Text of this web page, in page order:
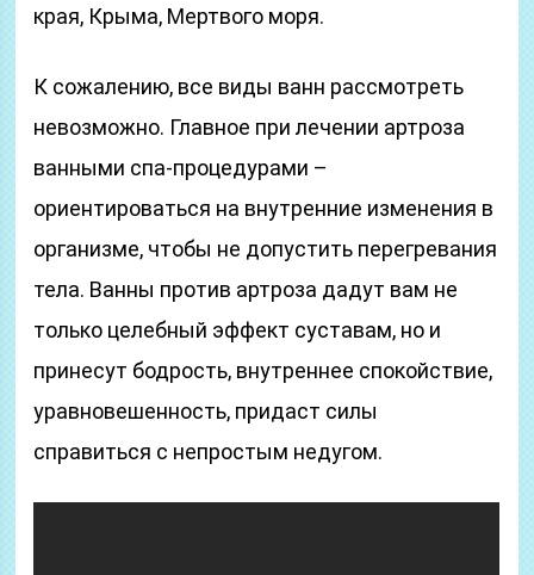
края, Крыма, Мертвого моря.
К сожалению, все виды ванн рассмотреть
невозможно. Главное при лечении артроза
ванными спа-процедурами –
ориентироваться на внутренние изменения в
организме, чтобы не допустить перегревания
тела. Ванны против артроза дадут вам не
только целебный эффект суставам, но и
принесут бодрость, внутреннее спокойствие,
уравновешенность, придаст силы
справиться с непростым недугом.